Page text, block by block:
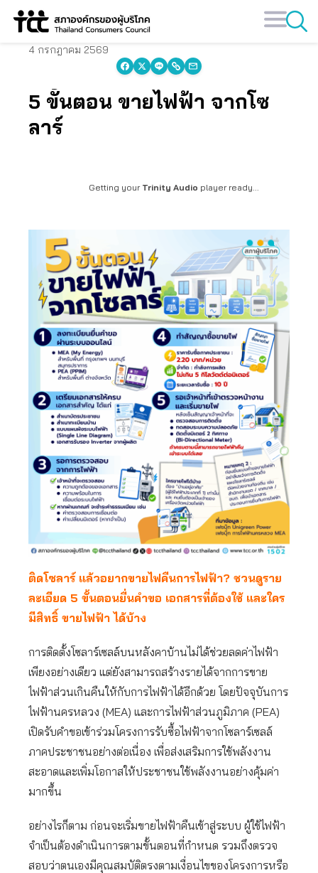
Skip
4 กรกฎาคม 2569
5 ขั้นตอน ขายไฟฟ้า จากโซ
ลาร์
Getting your Trinity Audio player ready...
ติดโซลาร์ แล้วอยากขายไฟคืนการไฟฟ้า? ชวนดูราย
ละเอียด 5 ขั้นตอนยื่นคำขอ เอกสารที่ต้องใช้ และใคร
มีสิทธิ์ ขายไฟฟ้า ได้บ้าง
การติดตั้งโซลาร์เซลล์บนหลังคาบ้านไม่ได้ช่วยลดค่าไฟฟ้า
เพียงอย่างเดียว แต่ยังสามารถสร้างรายได้จากการขาย
ไฟฟ้าส่วนเกินคืนให้กับการไฟฟ้าได้อีกด้วย โดยปัจจุบันการ
ไฟฟ้านครหลวง (MEA) และการไฟฟ้าส่วนภูมิภาค (PEA)
เปิดรับคำขอเข้าร่วมโครงการรับซื้อไฟฟ้าจากโซลาร์เซลล์
ภาคประชาชนอย่างต่อเนื่อง เพื่อส่งเสริมการใช้พลังงาน
สะอาดและเพิ่มโอกาสให้ประชาชนใช้พลังงานอย่างคุ้มค่า
มากขึ้น
อย่างไรก็ตาม ก่อนจะเริ่มขายไฟฟ้าคืนเข้าสู่ระบบ ผู้ใช้ไฟฟ้า
จำเป็นต้องดำเนินการตามขั้นตอนที่กำหนด รวมถึงตรวจ
สอบว่าตนเองมีคุณสมบัติตรงตามเงื่อนไขของโครงการหรือ